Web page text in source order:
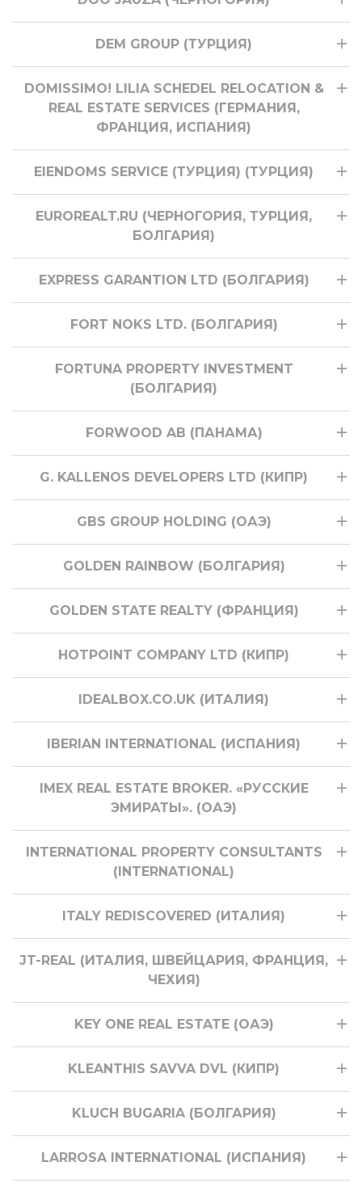
DEM GROUP (ТУРЦИЯ)
DOMISSIMO! LILIA SCHEDEL RELOCATION &
REAL ESTATE SERVICES (ГЕРМАНИЯ,
ФРАНЦИЯ, ИСПАНИЯ)
EIENDOMS SERVICE (ТУРЦИЯ) (ТУРЦИЯ)
EUROREALT.RU (ЧЕРНОГОРИЯ, ТУРЦИЯ,
БОЛГАРИЯ)
EXPRESS GARANTION LTD (БОЛГАРИЯ)
FORT NOKS LTD. (БОЛГАРИЯ)
FORTUNA PROPERTY INVESTMENT
(БОЛГАРИЯ)
FORWOOD AB (ПАНАМА)
G. KALLENOS DEVELOPERS LTD (КИПР)
GBS GROUP HOLDING (ОАЭ)
GOLDEN RAINBOW (БОЛГАРИЯ)
GOLDEN STATE REALTY (ФРАНЦИЯ)
HOTPOINT COMPANY LTD (КИПР)
IDEALBOX.CO.UK (ИТАЛИЯ)
IBERIAN INTERNATIONAL (ИСПАНИЯ)
IMEX REAL ESTATE BROKER. «РУССКИЕ
ЭМИРАТЫ». (ОАЭ)
INTERNATIONAL PROPERTY CONSULTANTS
(INTERNATIONAL)
ITALY REDISCOVERED (ИТАЛИЯ)
JT-REAL (ИТАЛИЯ, ШВЕЙЦАРИЯ, ФРАНЦИЯ,
ЧЕХИЯ)
KEY ONE REAL ESTATE (ОАЭ)
KLEANTHIS SAVVA DVL (КИПР)
KLUCH BUGARIA (БОЛГАРИЯ)
LARROSA INTERNATIONAL (ИСПАНИЯ)